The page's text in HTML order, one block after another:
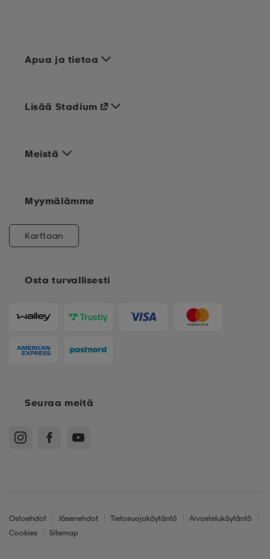
Apua ja tietoa
Meistä
Osta turvallisesti
Lisää Stadium
Myymälämme
Karttaan
Seuraa meitä
Ostoehdot Jäsenehdot Tietosuojakäytäntö
Arvostelukäytäntö
Cookies
Sitemap